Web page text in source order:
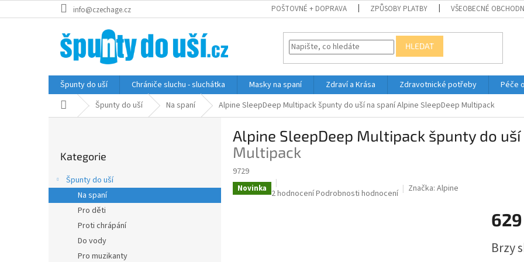
na
info@czechage.cz POŠTOVNÉ + DOPRAVA ZPŮSOBY PLATBY VŠEOBECNÉ
HLEDAT
Špunty do uší Chrániče sluchu - sluchátka Masky na spaní Zdraví a Krása Zdravotnické potřeby Péče
Domů Špunty do uší Na spaní Alpine SleepDeep Multipack špunty do uší na spaníAlpine SleepDeep Multipack
a
n
kategorie
Kategorie
Špunty do uší
Na spaní
Pro děti
Proti chrápání
Do vody
Pro muzikanty
Alpine SleepDeep Multipack špunty do
Multipack
9729
Novinka Průměrné
2 hodnoceníPodrobnosti hodnocení Značka: Alpine
cena:
Brzy